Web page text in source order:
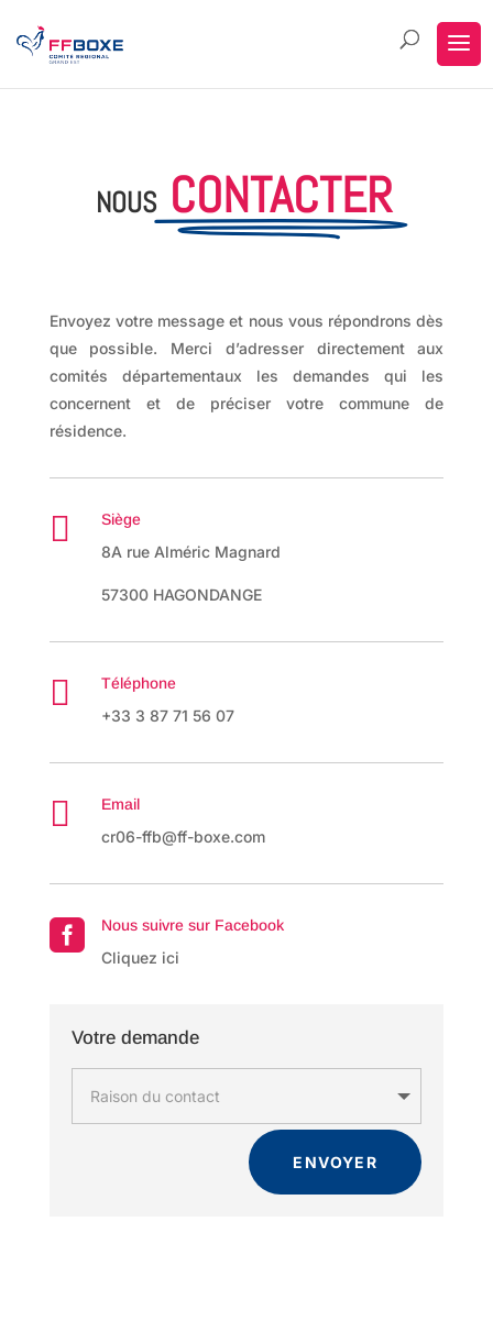
NOUS CONTACTER
Envoyez votre message et nous vous répondrons dès
que possible. Merci d’adresser directement aux
comités départementaux les demandes qui les
concernent et de préciser votre commune de
résidence.
 Siège
8A rue Alméric Magnard
57300 HAGONDANGE
 Téléphone
+33 3 87 71 56 07
 Email
cr06-ffb@ff-boxe.com
 Nous suivre sur Facebook
Cliquez ici
Votre demande
ENVOYER